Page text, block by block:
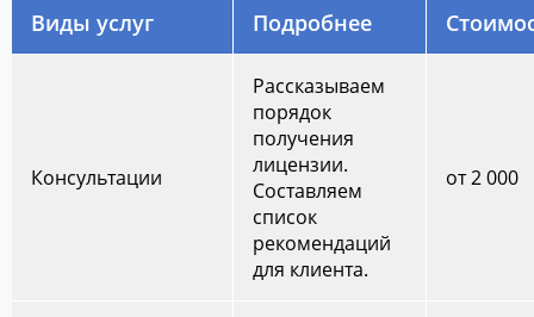
Виды услуг Подробнее
Консультации
Рассказываем
порядок
получения
лицензии.
Составляем
список
рекомендаций
для клиента.
от 2 000